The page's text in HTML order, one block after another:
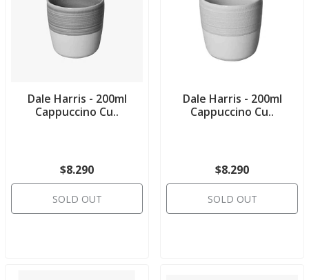
Dale Harris - 200ml
Cappuccino Cu..
$8.290
SOLD OUT
Dale Harris - 200ml
Cappuccino Cu..
$8.290
SOLD OUT